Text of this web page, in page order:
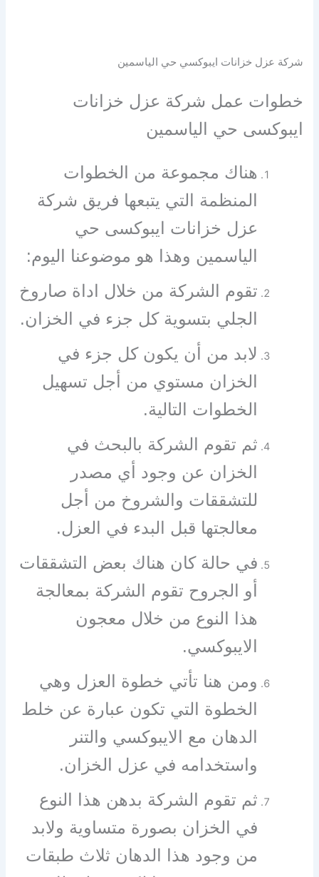
شركة عزل خزانات ايبوكسي حي الياسمين
خطوات عمل شركة عزل خزانات
ايبوكسى حي الياسمين
هناك مجموعة من الخطوات
المنظمة التي يتبعها فريق شركة
عزل خزانات ايبوكسى حي
الياسمين وهذا هو موضوعنا اليوم:
تقوم الشركة من خلال اداة صاروخ
الجلي بتسوية كل جزء في الخزان.
لابد من أن يكون كل جزء في
الخزان مستوي من أجل تسهيل
الخطوات التالية.
ثم تقوم الشركة بالبحث في
الخزان عن وجود أي مصدر
للتشققات والشروخ من أجل
معالجتها قبل البدء في العزل.
في حالة كان هناك بعض التشققات
أو الجروح تقوم الشركة بمعالجة
هذا النوع من خلال معجون
الايبوكسي.
ومن هنا تأتي خطوة العزل وهي
الخطوة التي تكون عبارة عن خلط
الدهان مع الايبوكسي والتنر
واستخدامه في عزل الخزان.
ثم تقوم الشركة بدهن هذا النوع
في الخزان بصورة متساوية ولابد
من وجود هذا الدهان ثلاث طبقات